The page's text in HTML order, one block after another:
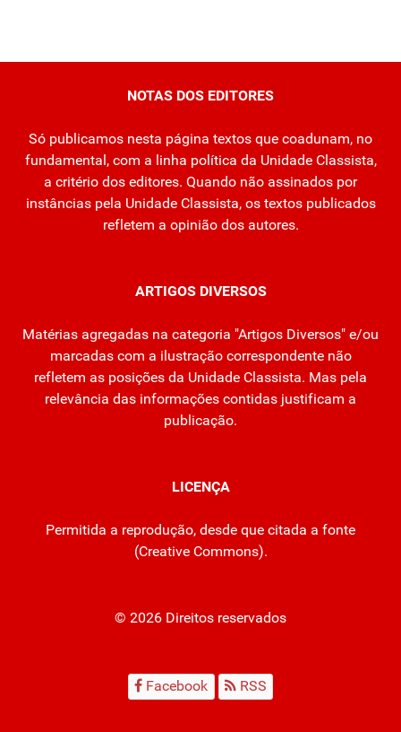
NOTAS DOS EDITORES
Só publicamos nesta página textos que coadunam, no
fundamental, com a linha política da Unidade Classista,
a critério dos editores. Quando não assinados por
instâncias pela Unidade Classista, os textos publicados
refletem a opinião dos autores.
ARTIGOS DIVERSOS
Matérias agregadas na categoria "Artigos Diversos" e/ou
marcadas com a ilustração correspondente não
refletem as posições da Unidade Classista. Mas pela
relevância das informações contidas justificam a
publicação.
LICENÇA
Permitida a reprodução, desde que citada a fonte
(Creative Commons).
© 2026 Direitos reservados
Facebook RSS